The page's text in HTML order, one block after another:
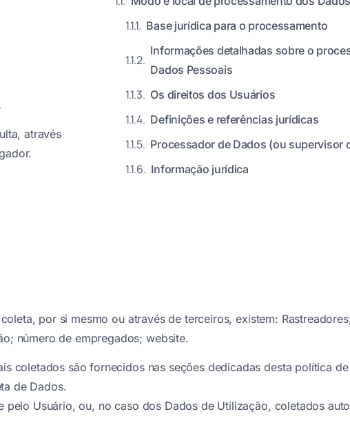
através
Base jurídica para o processamento
Informações detalhadas sobre o
Dados Pessoais
Os direitos dos Usuários
Definições e referências jurídicas
Processador de Dados (ou supervisor
Informação jurídica
por si mesmo ou através de terceiros, existem:
número de empregados; website.
coletados são fornecidos nas seções dedicadas desta política
de Dados.
Usuário, ou, no caso dos Dados de Utilização, coletados